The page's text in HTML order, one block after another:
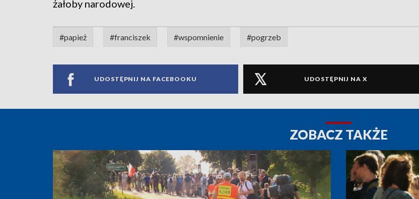
żałoby narodowej.
#papież #franciszek #wspomnienie #pogrzeb
UDOSTĘPNIJ NA FACEBOOKU UDOSTĘPNIJ NA X
ZOBACZ TAKŻE